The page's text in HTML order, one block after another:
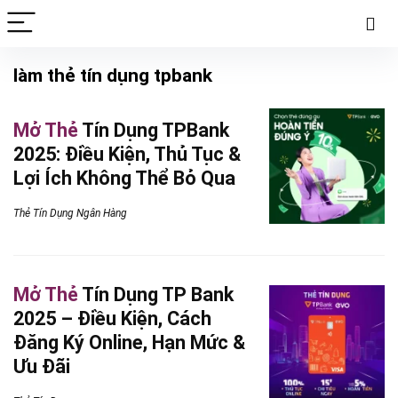
làm thẻ tín dụng tpbank
Mở Thẻ Tín Dụng TPBank
2025: Điều Kiện, Thủ Tục &
Lợi Ích Không Thể Bỏ Qua
Thẻ Tín Dụng Ngân Hàng
Mở Thẻ Tín Dụng TP Bank
2025 – Điều Kiện, Cách
Đăng Ký Online, Hạn Mức &
Ưu Đãi